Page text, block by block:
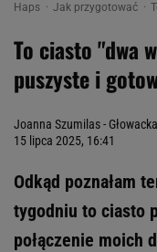
Haps Jak przygotować
To ciasto "dwa
puszyste i
Joanna Szumilas - Głowacka
15 lipca 2025, 16:41
Odkąd poznałam
tygodniu to ciasto
połączenie moich